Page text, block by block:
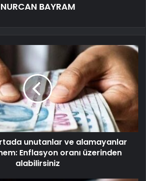
NURCAN BAYRAM
unutanlar ve alamayanlar
Enflasyon oranı üzerinden
alabilirsiniz